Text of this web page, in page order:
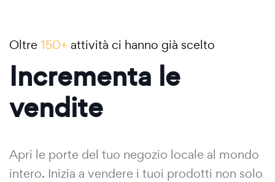
Oltre 150+ attività ci hanno già scelto
Incrementa le
vendite
Apri le porte del tuo negozio locale al mondo
intero. Inizia a vendere i tuoi prodotti non solo